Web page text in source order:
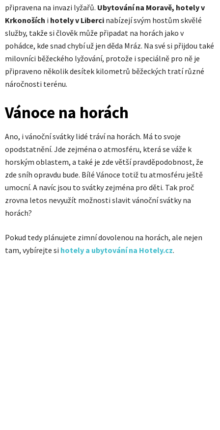
připravena na invazi lyžařů. Ubytování na Moravě, hotely v
Krkonoších i hotely v Liberci nabízejí svým hostům skvělé
služby, takže si člověk může připadat na horách jako v
pohádce, kde snad chybí už jen děda Mráz. Na své si přijdou také
milovníci běžeckého lyžování, protože i speciálně pro ně je
připraveno několik desítek kilometrů běžeckých tratí různé
náročnosti terénu.
Vánoce na horách
Ano, i vánoční svátky lidé tráví na horách. Má to svoje
opodstatnění. Jde zejména o atmosféru, která se váže k
horským oblastem, a také je zde větší pravděpodobnost, že
zde sníh opravdu bude. Bílé Vánoce totiž tu atmosféru ještě
umocní. A navíc jsou to svátky zejména pro děti. Tak proč
zrovna letos nevyužít možnosti slavit vánoční svátky na
horách?
Pokud tedy plánujete zimní dovolenou na horách, ale nejen
tam, vybírejte si hotely a ubytování na Hotely.cz.